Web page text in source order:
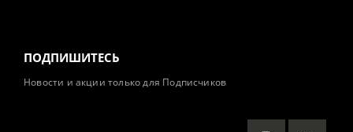
ПОДПИШИТЕСЬ
Новости и акции только для Подписчиков